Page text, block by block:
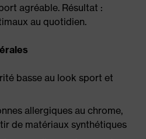
agréable. Résultat :
au quotidien.
basse au look sport et
allergiques au chrome,
de matériaux synthétiques